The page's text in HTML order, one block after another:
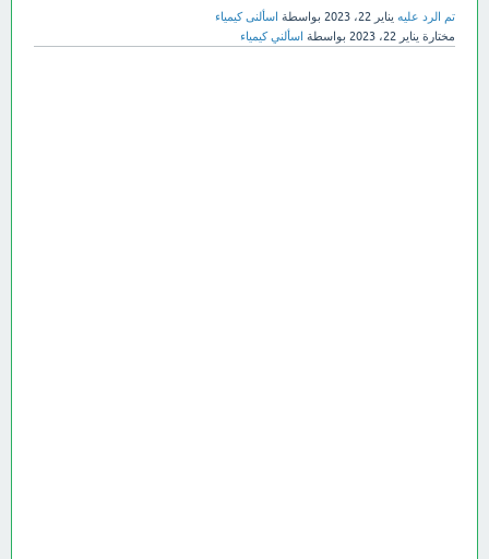
تم الرد عليه يناير 22، 2023 بواسطة اسألنى كيمياء
مختارة يناير 22، 2023 بواسطة اسألني كيمياء